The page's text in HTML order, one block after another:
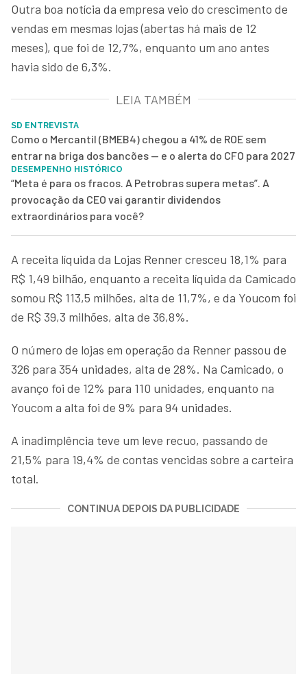
Outra boa notícia da empresa veio do crescimento de
vendas em mesmas lojas (abertas há mais de 12
meses), que foi de 12,7%, enquanto um ano antes
havia sido de 6,3%.
LEIA TAMBÉM
SD ENTREVISTA
Como o Mercantil (BMEB4) chegou a 41% de ROE sem
entrar na briga dos bancões — e o alerta do CFO para 2027
DESEMPENHO HISTÓRICO
“Meta é para os fracos. A Petrobras supera metas”. A
provocação da CEO vai garantir dividendos
extraordinários para você?
A receita líquida da Lojas Renner cresceu 18,1% para
R$ 1,49 bilhão, enquanto a receita líquida da Camicado
somou R$ 113,5 milhões, alta de 11,7%, e da Youcom foi
de R$ 39,3 milhões, alta de 36,8%.
O número de lojas em operação da Renner passou de
326 para 354 unidades, alta de 28%. Na Camicado, o
avanço foi de 12% para 110 unidades, enquanto na
Youcom a alta foi de 9% para 94 unidades.
A inadimplência teve um leve recuo, passando de
21,5% para 19,4% de contas vencidas sobre a carteira
total.
CONTINUA DEPOIS DA PUBLICIDADE